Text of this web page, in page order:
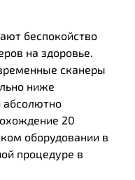
беспокойство
на здоровье.
сканеры
ниже
20
оборудовании в
процедуре в